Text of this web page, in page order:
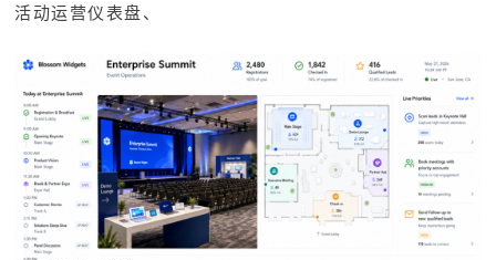
活动运营仪表盘、